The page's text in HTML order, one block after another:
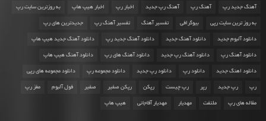
آهنگ جدید رپ آهنگ رپ آهنگ رپ جدید اخبار رپ اخبار هیپ هاپ به روزترین سایت رپ
به روز ترین سایت رپی بیوگرافی تفسیر آهنگ تفسیر آهنگ رپ جدیدترین های رپ
دانلود آلبوم جدید دانلود آهنگ جدید دانلود آهنگ جدید رپ دانلود آهنگ جدید هیپ هاپ
دانلود آهنگ رپ دانلود آهنگ رپ جدید دانلود آهنگ های رپ دانلود آهنگ هیپ هاپ
دانلود اهنگ جدید دانلود رپ دانلود رپ جدید دانلود مجموعه رپ دانلود مجموعه های رپی
رپ رپ جدید رپر رپ چیست رپکن رپکن صفیر صفیر فول آلبوم مغز رپ
مقاله های رپ ملتفت مهدیار مهدیار آقاجانی هیپ هاپ